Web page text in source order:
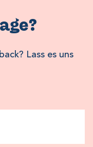
Lass es uns